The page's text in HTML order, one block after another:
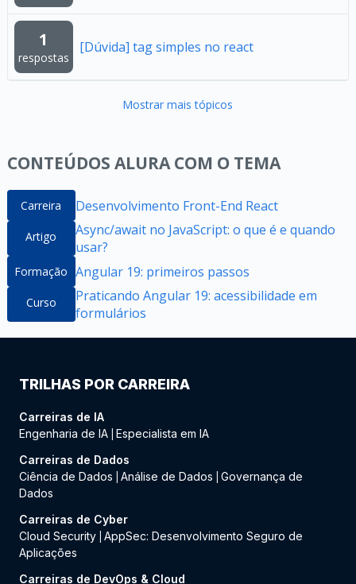
1
respostas
[Dúvida] tag simples no react
Mostrar mais tópicos
CONTEÚDOS ALURA COM O TEMA
Carreira Desenvolvimento Front-End React
Artigo
Async/await no JavaScript: o que é e quando
usar?
Formação Angular 19: primeiros passos
Curso
Praticando Angular 19: acessibilidade em
formulários
TRILHAS POR CARREIRA
Carreiras de IA
Engenharia de IA Especialista em IA
Carreiras de Dados
Ciência de Dados
Análise de Dados
Governança de
Dados
Carreiras de Cyber
Cloud Security AppSec: Desenvolvimento Seguro de
Aplicações
Carreiras de DevOps & Cloud